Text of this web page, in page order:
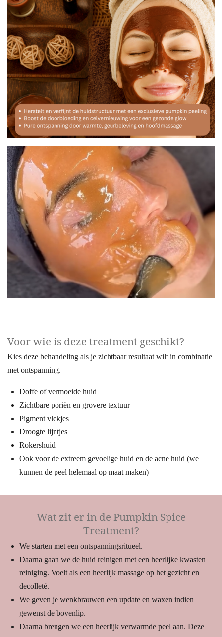
Voor wie is deze treatment geschikt?
Kies deze behandeling als je zichtbaar resultaat wilt in combinatie
met ontspanning.
Doffe of vermoeide huid
Zichtbare poriën en grovere textuur
Pigment vlekjes
Droogte lijntjes
Rokershuid
Ook voor de extreem gevoelige huid en de acne huid (we
kunnen de peel helemaal op maat maken)
Wat zit er in de Pumpkin Spice
Treatment?
We starten met een ontspanningsritueel.
Daarna gaan we de huid reinigen met een heerlijke kwasten
reiniging. Voelt als een heerlijk massage op het gezicht en
decolleté.
We geven je wenkbrauwen een update en waxen indien
gewenst de bovenlip.
Daarna brengen we een heerlijk verwarmde peel aan. Deze